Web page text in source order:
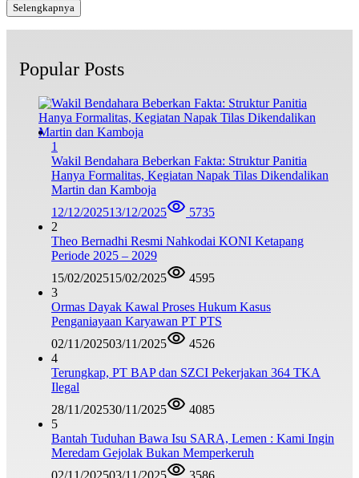
Selengkapnya
Popular Posts
1
Wakil Bendahara Beberkan Fakta: Struktur Panitia
Hanya Formalitas, Kegiatan Napak Tilas Dikendalikan
Martin dan Kamboja
12/12/202513/12/2025
5735
2
Theo Bernadhi Resmi Nahkodai KONI Ketapang
Periode 2025 – 2029
15/02/202515/02/2025
4595
3
Ormas Dayak Kawal Proses Hukum Kasus
Penganiayaan Karyawan PT PTS
02/11/202503/11/2025
4526
4
Terungkap, PT BAP dan SZCI Pekerjakan 364 TKA
Ilegal
28/11/202530/11/2025
4085
5
Bantah Tuduhan Bawa Isu SARA, Lemen : Kami Ingin
Meredam Gejolak Bukan Memperkeruh
02/11/202503/11/2025 3586